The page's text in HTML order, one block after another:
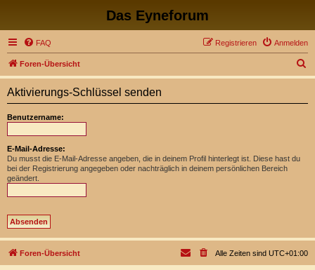
Das Eyneforum
FAQ Anmelden
Registrieren
Foren-Übersicht
u
Aktivierungs-Schlüssel senden
Benutzername:
E-Mail-Adresse:
Du musst die E-Mail-Adresse angeben, die in deinem Profil hinterlegt ist. Diese hast du
bei der Registrierung angegeben oder nachträglich in deinem persönlichen Bereich
geändert.
Foren-Übersicht Alle Zeiten sind UTC+01:00